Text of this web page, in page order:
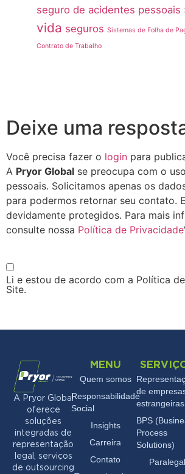
seguro de acidentes pessoais
vida seguros Sistemas de Folha de
Contrato de Trabalho
Deixe uma
Você precisa fazer o login para
A Pryor Global se preocupa com o
pessoais. Solicitamos apenas os
para podermos retornar seu contato.
devidamente protegidos. Para mais
consulte nossa Política de Privacidade
Li e estou de acordo com a Política
Site.
A Pryor Global
oferece
soluções
integradas de
representação
legal, serviços
de outsourcing
MENU
Quem somos
Responsabilidade
Social
Insights
Carreira
Contato
de
estrangeiras
BPS
Process
Solutions)
Paralegal